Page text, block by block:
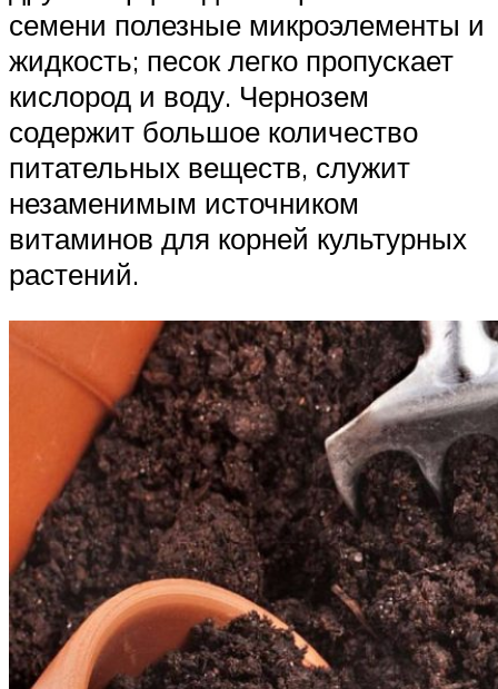
семени полезные микроэлементы и
жидкость; песок легко пропускает
кислород и воду. Чернозем
содержит большое количество
питательных веществ, служит
незаменимым источником
витаминов для корней культурных
растений.